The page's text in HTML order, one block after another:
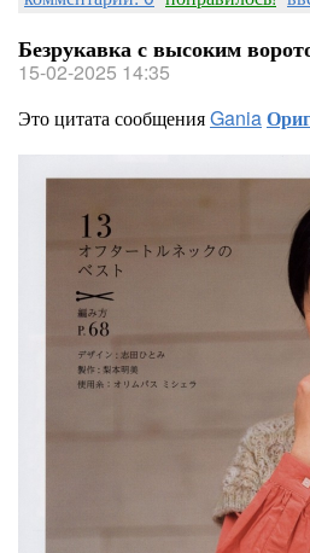
Безрукавка с высоким
15-02-2025 14:35
Это цитата сообщенияGania